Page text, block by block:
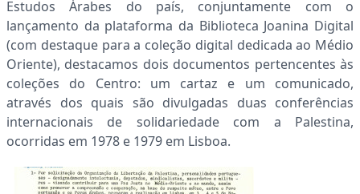
Estudos Árabes do país, conjuntamente com o
lançamento da plataforma da Biblioteca Joanina Digital
(com destaque para a coleção digital dedicada ao Médio
Oriente), destacamos dois documentos pertencentes às
coleções do Centro: um cartaz e um comunicado,
através dos quais são divulgadas duas conferências
internacionais de solidariedade com a Palestina,
ocorridas em 1978 e 1979 em Lisboa.